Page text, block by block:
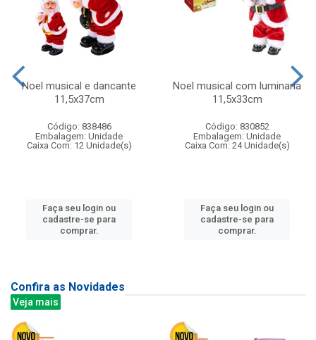
Noel musical e dancante
11,5x37cm
Código: 838486
Embalagem: Unidade
Caixa Com: 12 Unidade(s)
Faça seu login ou
cadastre-se para
comprar.
Noel musical com luminaria
11,5x33cm
Código: 830852
Embalagem: Unidade
Caixa Com: 24 Unidade(s)
Faça seu login ou
cadastre-se para
comprar.
Confira as Novidades
Veja mais